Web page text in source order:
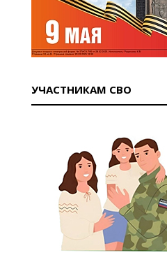
УЧАСТНИКАМ СВО